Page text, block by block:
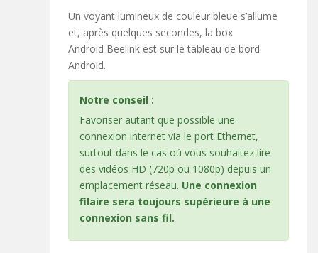
Un voyant lumineux de couleur bleue s’allume
et, après quelques secondes, la box
Android Beelink est sur le tableau de bord
Android.
Notre conseil :
Favoriser autant que possible une
connexion internet via le port Ethernet,
surtout dans le cas où vous souhaitez lire
des vidéos HD (720p ou 1080p) depuis un
emplacement réseau. Une connexion
filaire sera toujours supérieure à une
connexion sans fil.